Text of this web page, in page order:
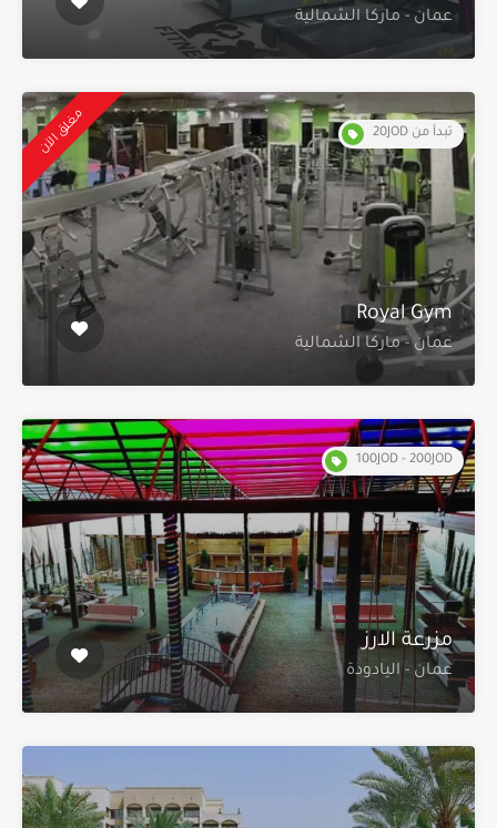
عمان - ماركا الشمالية
تبدأ من 20JOD مغلق الآن
Royal Gym
عمان - ماركا الشمالية
100JOD - 200JOD
مزرعة الارز
عمان - اليادودة